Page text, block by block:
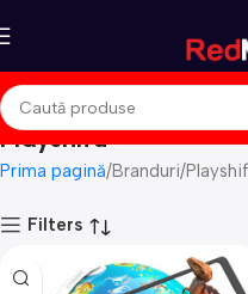
Playshifu
Prima pagină Branduri
Filters